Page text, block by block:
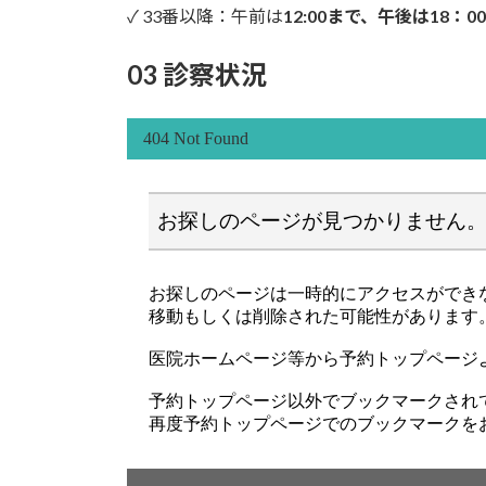
✓ 33番以降：午前は12:00まで、午後は18：
03 診察状況